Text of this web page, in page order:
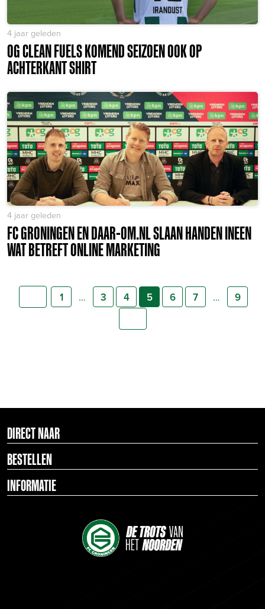
4 jaar geleden
OG CLEAN FUELS KOMEND SEIZOEN OOK OP
ACHTERKANT SHIRT
4 jaar geleden
FC GRONINGEN EN DAAR-OM.NL SLAAN HANDEN INEEN
WAT BETREFT ONLINE MARKETING
1 … 3 4 5 6 7 … 9
DIRECT NAAR
BESTELLEN
INFORMATIE